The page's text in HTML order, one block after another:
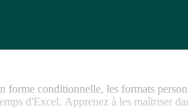
forme conditionnelle, les formats
d'Excel. Apprenez à les maîtriser